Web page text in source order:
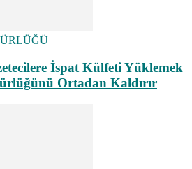
İspat Külfeti Yüklemek
Ortadan Kaldırır